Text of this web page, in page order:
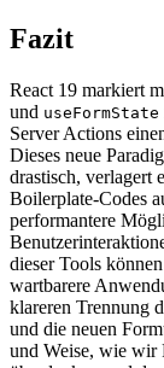
Fazit
React 19 markiert
und useFormState
Server Actions
Dieses neue
drastisch, verlagert
Boilerplate-Codes
performantere
dieser Tools
wartbarere
klareren Trennung
und die neuen
und Weise, wie wir